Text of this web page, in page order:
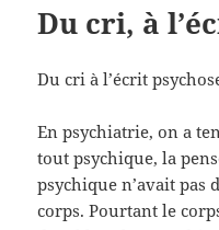
Du cri, à
Du cri à l’écrit
En psychiatrie, on a
tout psychique, la
psychique n’avait pas
corps. Pourtant le